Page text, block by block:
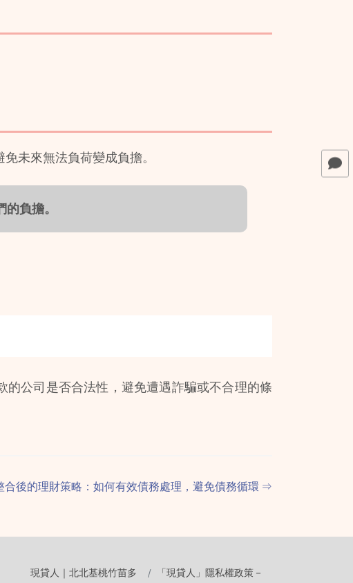
未來無法負荷變成負擔。
負擔。
公司是否合法性，避免遭遇詐騙或不合理的條
合後的理財策略：如何有效債務處理，避免債務循環 ⇒
現貸人｜北北基桃竹苗多 「現貸人」隱私權政策－